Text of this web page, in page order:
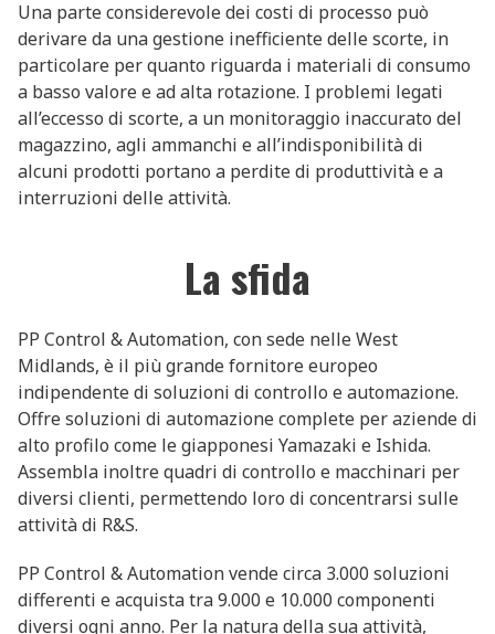
Una parte considerevole dei costi di processo può
derivare da una gestione inefficiente delle scorte, in
particolare per quanto riguarda i materiali di consumo
a basso valore e ad alta rotazione. I problemi legati
all’eccesso di scorte, a un monitoraggio inaccurato del
magazzino, agli ammanchi e all’indisponibilità di
alcuni prodotti portano a perdite di produttività e a
interruzioni delle attività.
La sfida
PP Control & Automation, con sede nelle West
Midlands, è il più grande fornitore europeo
indipendente di soluzioni di controllo e automazione.
Offre soluzioni di automazione complete per aziende di
alto profilo come le giapponesi Yamazaki e Ishida.
Assembla inoltre quadri di controllo e macchinari per
diversi clienti, permettendo loro di concentrarsi sulle
attività di R&S.
PP Control & Automation vende circa 3.000 soluzioni
differenti e acquista tra 9.000 e 10.000 componenti
diversi ogni anno. Per la natura della sua attività,